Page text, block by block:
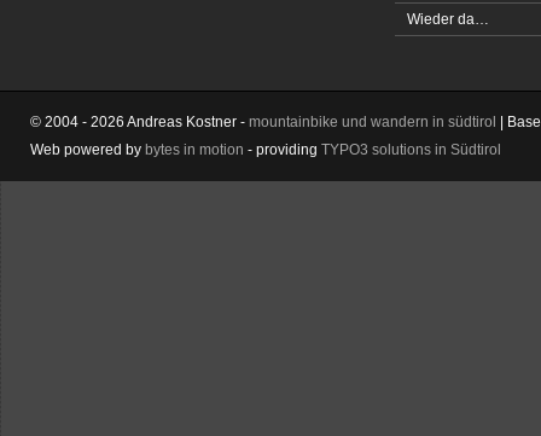
Wieder da…
© 2004 - 2026 Andreas Kostner - mountainbike und wandern in südtirol |
Web powered by bytes in motion - providing TYPO3 solutions in Südtirol